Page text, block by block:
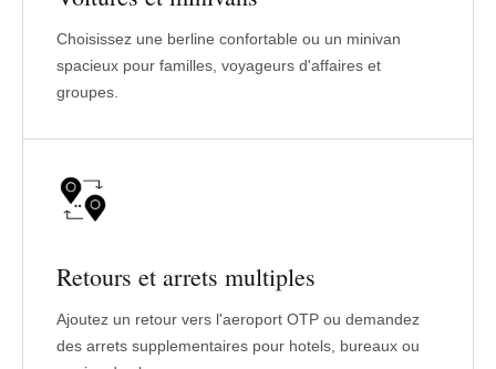
Choisissez une berline confortable ou un minivan
spacieux pour familles, voyageurs d'affaires et
groupes.
Retours et arrets multiples
Ajoutez un retour vers l'aeroport OTP ou demandez
des arrets supplementaires pour hotels, bureaux ou